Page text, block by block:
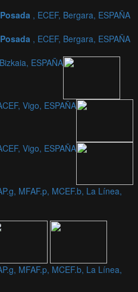
, ECEF, Bergara, ESPAÑA
, ECEF, Bergara, ESPAÑA
ESPAÑA
Vigo, ESPAÑA
Vigo, ESPAÑA
MFAF.p, MCEF.b, La Línea,
MFAF.p, MCEF.b, La Línea,